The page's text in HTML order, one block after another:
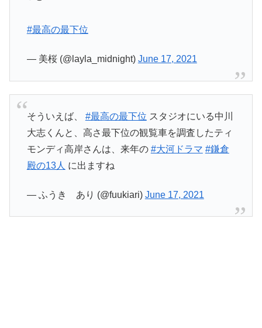
#最高の最下位
— 美桜 (@layla_midnight) June 17, 2021
そういえば、 #最高の最下位 スタジオにいる中川
大志くんと、高さ最下位の観覧車を調査したティ
モンディ高岸さんは、来年の #大河ドラマ #鎌倉
殿の13人 に出ますね
— ふうき あり (@fuukiari) June 17, 2021